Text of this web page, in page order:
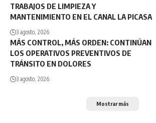
TRABAJOS DE LIMPIEZA Y
MANTENIMIENTO EN EL CANAL LA PICASA
3 agosto, 2026
MÁS CONTROL, MÁS ORDEN: CONTINÚAN
LOS OPERATIVOS PREVENTIVOS DE
TRÁNSITO EN DOLORES
3 agosto, 2026
Mostrar más